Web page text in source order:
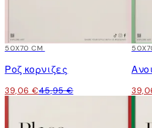
15%*
50X70 CM
Ροζ κορνιζες
39,06 €45,95 €
15%*